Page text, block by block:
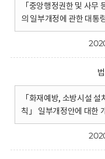
「중앙행정권한 및 사무
의 일부개정에 관한 대통
「화재예방, 소방시설
칙」 일부개정안에 대한